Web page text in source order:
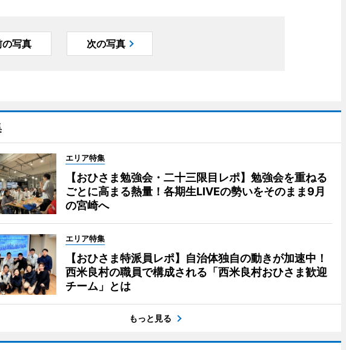
の写真 次の写真
エリア特集
【おひさま勉強会・二十三限目レポ】勉強会を重ねる
ごとに高まる熱量！各期生LIVEの勢いをそのまま9月
の宮崎へ
エリア特集
【おひさま特派員レポ】自治体独自の動きが加速中！
西米良村の職員で構成される「西米良村おひさま歓迎
チーム」とは
もっと見る